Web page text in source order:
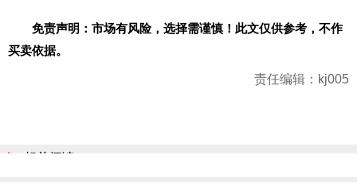
免责声明：市场有风险，选择需谨慎！此文仅供参考，不作
买卖依据。
责任编辑：kj005
相关阅读